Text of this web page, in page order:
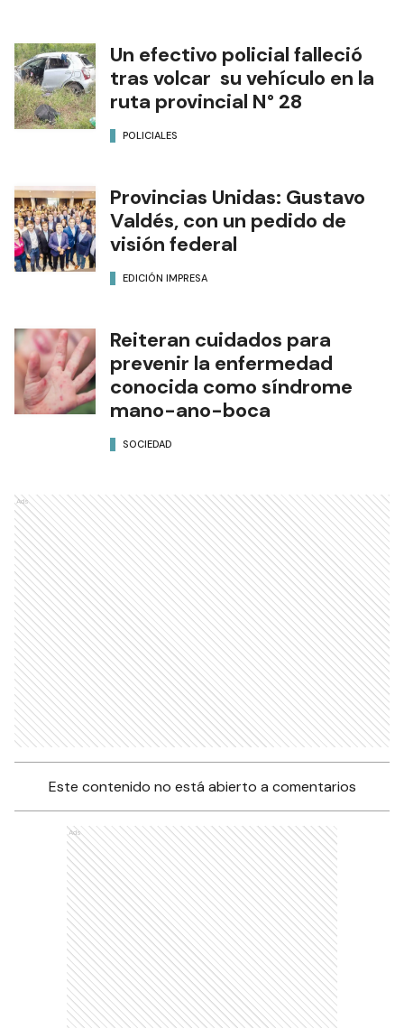
Un efectivo policial falleció
tras volcar su vehículo en la
ruta provincial N° 28
POLICIALES
Provincias Unidas: Gustavo
Valdés, con un pedido de
visión federal
EDICIÓN IMPRESA
Reiteran cuidados para
prevenir la enfermedad
conocida como síndrome
mano-ano-boca
SOCIEDAD
Ads
Este contenido no está abierto a comentarios
Ads